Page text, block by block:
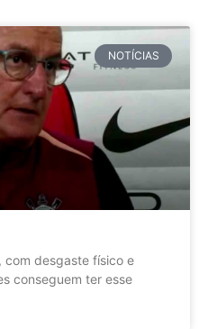
NOTÍCIAS
com desgaste físico e
conseguem ter esse